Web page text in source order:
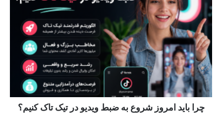
چرا باید امروز شروع به ضبط ویدیو در تیک تاک کنیم؟